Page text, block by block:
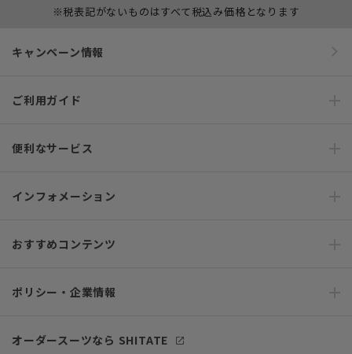
※税表記がないものはすべて税込み価格となります
キャンペーン情報
ご利用ガイド
便利なサービス
インフォメーション
おすすめコンテンツ
ポリシー・企業情報
オーダースーツなら SHITATE